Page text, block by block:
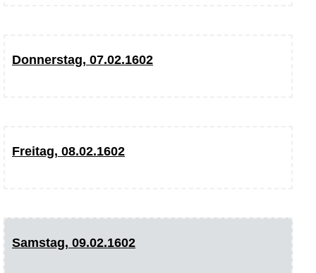
Donnerstag, 07.02.1602
Freitag, 08.02.1602
Samstag, 09.02.1602